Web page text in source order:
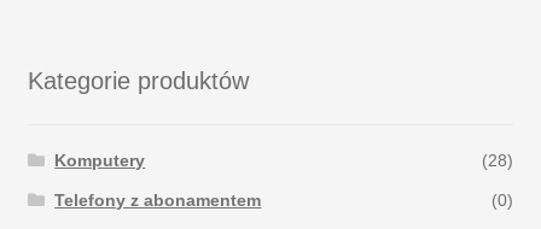
Kategorie produktów
Komputery (28)
Telefony z abonamentem (0)